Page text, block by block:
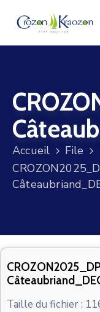
VIE
LOCALE
VIE
SOCIALE
TERRE
VOS
CONTACT
Accueil
File
Taille du fichier :